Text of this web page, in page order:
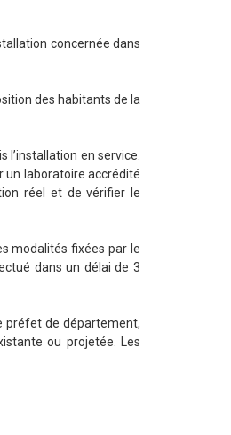
concernée dans
des habitants de la
en service.
un laboratoire accrédité
réel et de vérifier le
modalités fixées par le
dans un délai de 3
préfet de département,
ou projetée. Les